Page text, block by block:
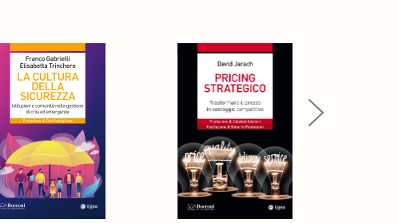
Next